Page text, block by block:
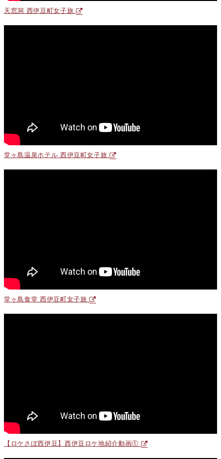
天窓洞 西伊豆町女子旅
堂ヶ島温泉ホテル 西伊豆町女子旅
堂ヶ島食堂 西伊豆町女子旅
【ロケさぽ西伊豆】西伊豆ロケ地紹介動画①